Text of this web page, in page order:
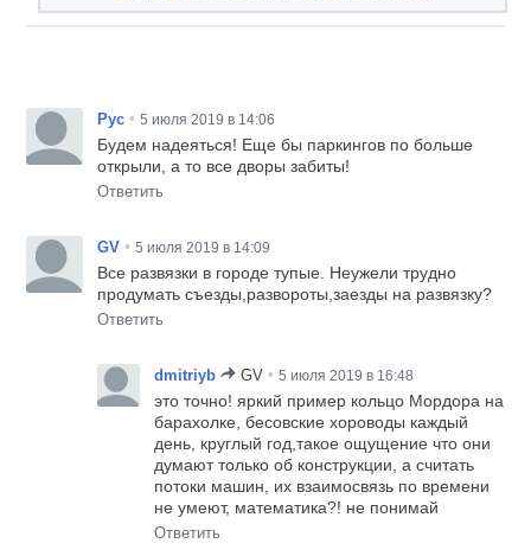
Рус • 5 июля 2019 в 14:06
Будем надеяться! Еще бы паркингов по больше
открыли, а то все дворы забиты!
Ответить
GV • 5 июля 2019 в 14:09
Все развязки в городе тупые. Неужели трудно
продумать съезды,развороты,заезды на развязку?
Ответить
dmitriyb GV • 5 июля 2019 в 16:48
это точно! яркий пример кольцо Мордора на
барахолке, бесовские хороводы каждый
день, круглый год,такое ощущение что они
думают только об конструкции, а считать
потоки машин, их взаимосвязь по времени
не умеют, математика?! не понимай
Ответить